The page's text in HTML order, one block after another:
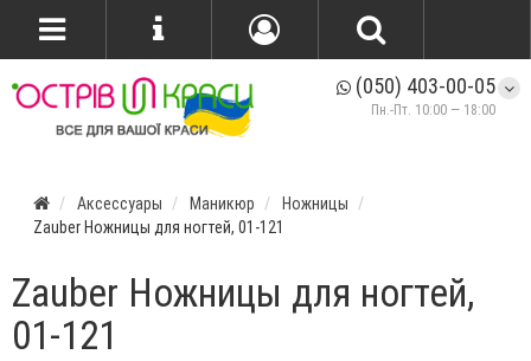
(050) 403-00-05
Пн.-Пт. 10:00 — 18:00
Аксессуары Маникюр
Ножницы
Zauber Ножницы для ногтей, 01-121
Zauber Ножницы для ногтей,
01-121